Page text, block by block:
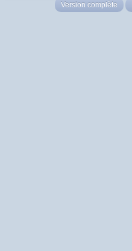
Version complète